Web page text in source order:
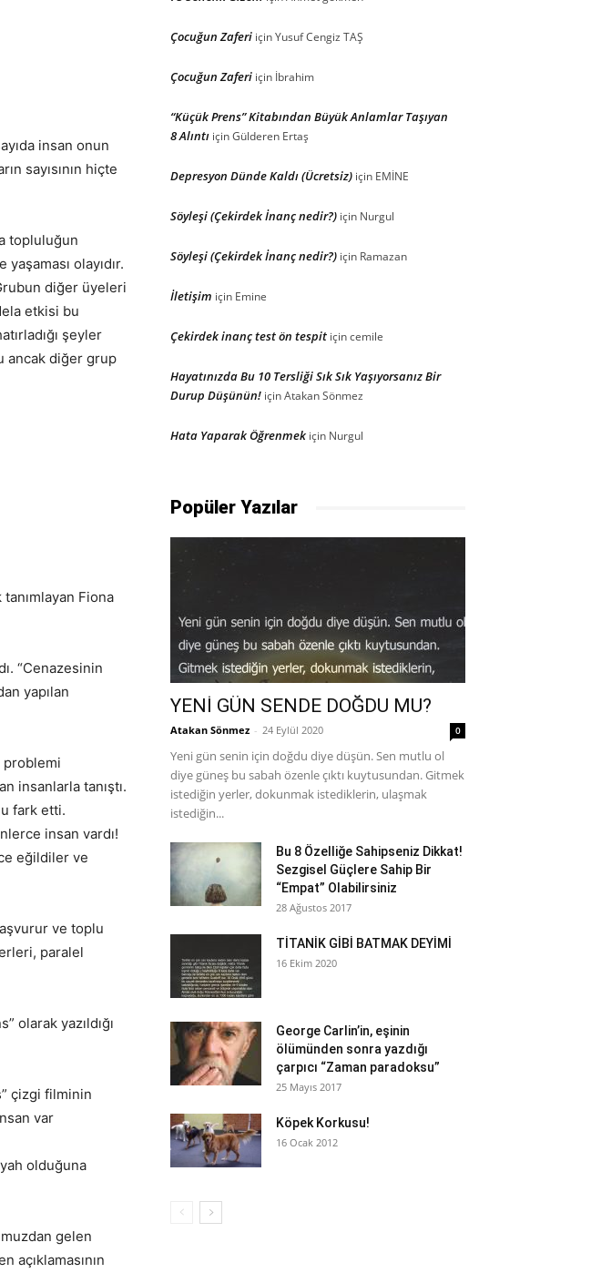
insan onun
sayısının hiçte
topluluğun
olayıdır.
diğer üyeleri
etkisi bu
şeyler
ancak diğer grup
Fiona
“Cenazesinin
yapılan
problemi
insanlarla tanıştı.
fark etti.
insan vardı!
eğildiler ve
ve toplu
paralel
olarak yazıldığı
çizgi filminin
var
olduğuna
gelen
açıklamasının
Çocuğun Zaferi içinYusuf Cengiz TAŞ
Çocuğun Zaferi için İbrahim
“Küçük Prens” Kitabından Büyük Anlamlar Taşıyan
8 Alıntı içinGülderen Ertaş
Depresyon Dünde Kaldı (Ücretsiz) için EMİNE
Söyleşi (Çekirdek İnanç nedir?) için Nurgul
Söyleşi (Çekirdek İnanç nedir?) için Ramazan
İletişim için Emine
Çekirdek inanç test ön tespit içincemile
Hayatınızda Bu 10 Tersliği Sık Sık Yaşıyorsanız Bir
Durup Düşünün! içinAtakan Sönmez
Hata Yaparak Öğrenmek için Nurgul
Popüler Yazılar
YENİ GÜN SENDE DOĞDU MU?
Atakan Sönmez - 24 Eylül 2020 0
Yeni gün senin için doğdu diye düşün. Sen mutlu ol
diye güneş bu sabah özenle çıktı kuytusundan. Gitmek
istediğin yerler, dokunmak istediklerin, ulaşmak
istediğin...
Bu 8 Özelliğe Sahipseniz Dikkat!
Sezgisel Güçlere Sahip Bir
“Empat” Olabilirsiniz
28 Ağustos 2017
TİTANİK GİBİ BATMAK DEYİMİ
16 Ekim 2020
George Carlin’in, eşinin
ölümünden sonra yazdığı
çarpıcı “Zaman paradoksu”
25 Mayıs 2017
Köpek Korkusu!
16 Ocak 2012